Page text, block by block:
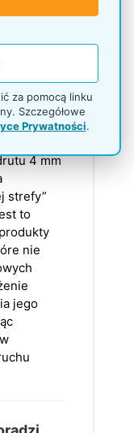
4 mm
strefy”
to
nie
jego
za pomocą linku
Szczegółowe
Prywatności.